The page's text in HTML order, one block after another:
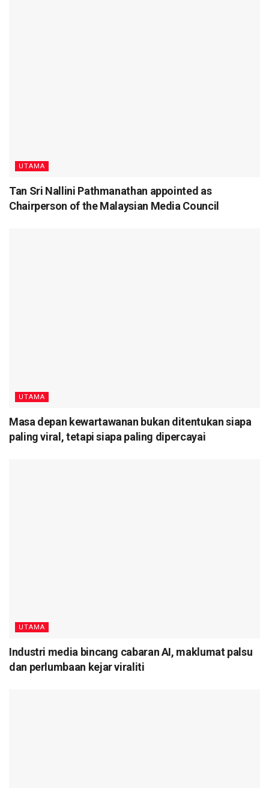
UTAMA
Tan Sri Nallini Pathmanathan appointed as
Chairperson of the Malaysian Media Council
UTAMA
Masa depan kewartawanan bukan ditentukan siapa
paling viral, tetapi siapa paling dipercayai
UTAMA
Industri media bincang cabaran AI, maklumat palsu
dan perlumbaan kejar viraliti